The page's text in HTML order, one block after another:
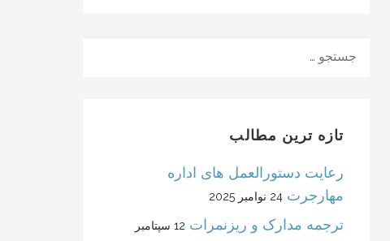
تازه ترین مطالب
رعایت دستورالعمل های اداره
مهارجرت 24 نوامبر 2025
ترجمه مدارک و ریزنمرات
12 سپتامبر